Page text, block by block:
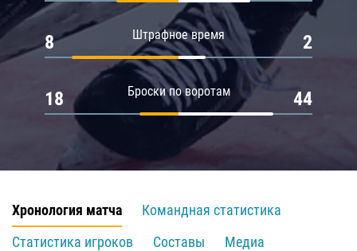
Штрафное время
8 2
Броски по воротам
18 44
Хронология матча
Командная статистика
Статистика игроков
Составы
Медиа